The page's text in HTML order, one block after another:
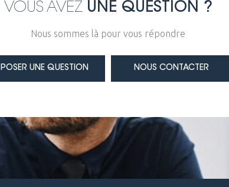
VOUS AVEZ UNE QUESTION ?
Nous sommes là pour vous répondre
POSER UNE QUESTION NOUS CONTACTER